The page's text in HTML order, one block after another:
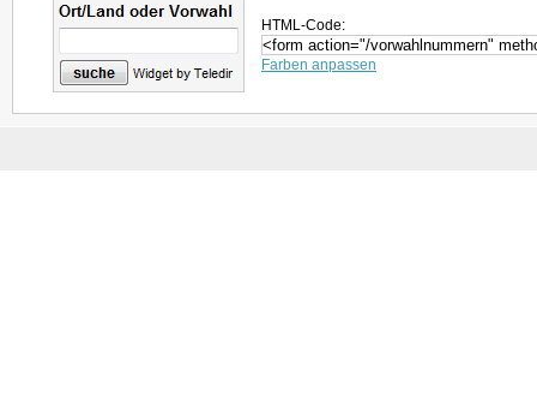
HTML-Code:
Farben anpassen